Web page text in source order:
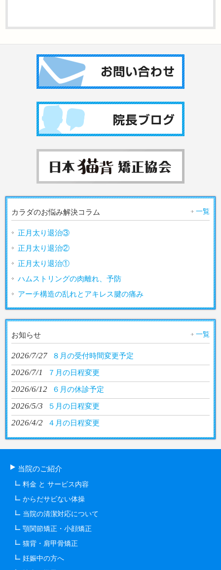
カラダのお悩み解決コラム 一覧
正月太り退治③
正月太り退治②
正月太り退治①
ハムストリングの肉離れ、予防
アーチ構造の乱れとアキレス腱の痛み
お知らせ 一覧
2026/7/27 ８月の受付時間変更予定
2026/7/1 ７月の日程変更
2026/6/12 ６月の休診予定
2026/5/3 ５月の日程変更
2026/4/2 ４月の日程変更
当院のご紹介
料金 と サービス内容
からだサビない体操
当院の清潔対応について
顎関節矯正・小顔矯正
猫背・肩甲骨矯正
妊娠中の方へ